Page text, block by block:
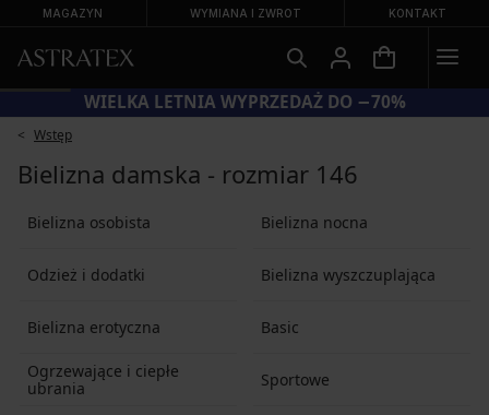
MAGAZYN WYMIANA I ZWROT KONTAKT
WIELKA LETNIA WYPRZEDAŻ DO −70%
Wstęp
Bielizna damska - rozmiar 146
Bielizna osobista Bielizna nocna
Odzież i dodatki Bielizna wyszczuplająca
Bielizna erotyczna Basic
Ogrzewające i ciepłe
ubrania
Sportowe